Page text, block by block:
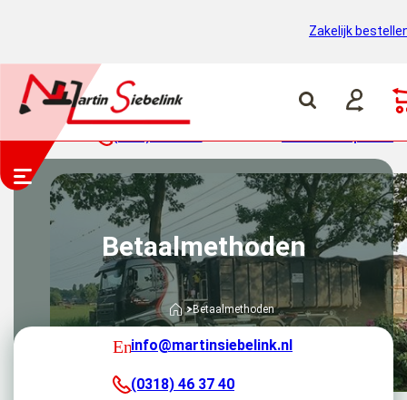
Zakelijk
Betaalmethoden
Betaalmethoden
info@martinsiebelink.nl
(0318) 46 37 40